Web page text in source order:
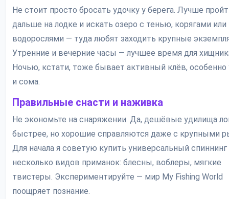
Не стоит просто бросать удочку у берега. Лучше
дальше на лодке и искать озеро с тенью, корягами или
водорослями — туда любят заходить крупные
Утренние и вечерние часы — лучшее время для
Ночью, кстати, тоже бывает активный клёв, особенно
и сома.
Правильные снасти и наживка
Не экономьте на снаряжении. Да, дешёвые удилища
быстрее, но хорошие справляются даже с крупными
Для начала я советую купить универсальный спиннинг
несколько видов приманок: блесны, воблеры, мягкие
твистеры. Экспериментируйте — мир My Fishing World
поощряет познание.